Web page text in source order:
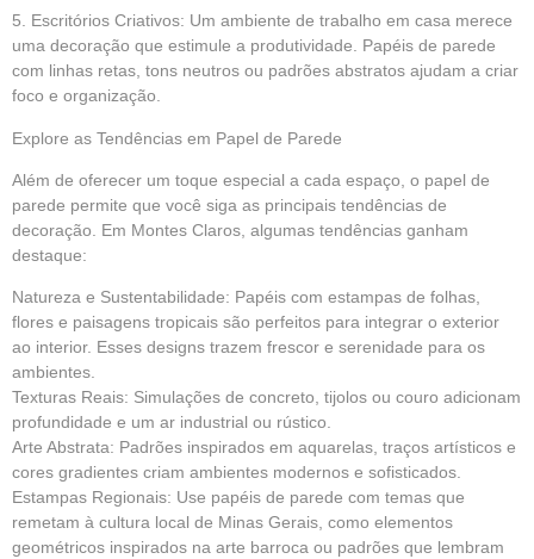
5. Escritórios Criativos: Um ambiente de trabalho em casa merece
uma decoração que estimule a produtividade. Papéis de parede
com linhas retas, tons neutros ou padrões abstratos ajudam a criar
foco e organização.
Explore as Tendências em Papel de Parede
Além de oferecer um toque especial a cada espaço, o papel de
parede permite que você siga as principais tendências de
decoração. Em Montes Claros, algumas tendências ganham
destaque:
Natureza e Sustentabilidade: Papéis com estampas de folhas,
flores e paisagens tropicais são perfeitos para integrar o exterior
ao interior. Esses designs trazem frescor e serenidade para os
ambientes.
Texturas Reais: Simulações de concreto, tijolos ou couro adicionam
profundidade e um ar industrial ou rústico.
Arte Abstrata: Padrões inspirados em aquarelas, traços artísticos e
cores gradientes criam ambientes modernos e sofisticados.
Estampas Regionais: Use papéis de parede com temas que
remetam à cultura local de Minas Gerais, como elementos
geométricos inspirados na arte barroca ou padrões que lembram